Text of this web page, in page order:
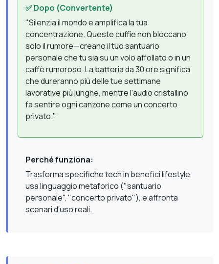
✅ Dopo (Convertente)
"Silenzia il mondo e amplifica la tua
concentrazione. Queste cuffie non bloccano
solo il rumore—creano il tuo santuario
personale che tu sia su un volo affollato o in un
caffè rumoroso. La batteria da 30 ore significa
che dureranno più delle tue settimane
lavorative più lunghe, mentre l'audio cristallino
fa sentire ogni canzone come un concerto
privato."
Perché funziona:
Trasforma specifiche tech in benefici lifestyle,
usa linguaggio metaforico ("santuario
personale", "concerto privato"), e affronta
scenari d'uso reali.